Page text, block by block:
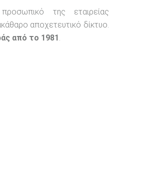
της εταιρείας
αποχετευτικό δίκτυο.
από το 1981.